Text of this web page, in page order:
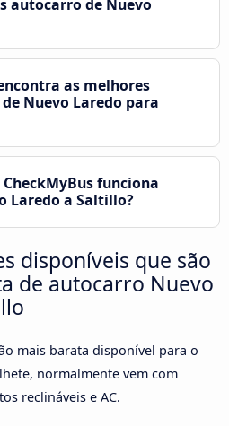
autocarro de Nuevo
as melhores
Nuevo Laredo para
funciona
Laredo a Saltillo?
disponíveis que são
de autocarro Nuevo
mais barata disponível para o
normalmente vem com
reclináveis e AC.